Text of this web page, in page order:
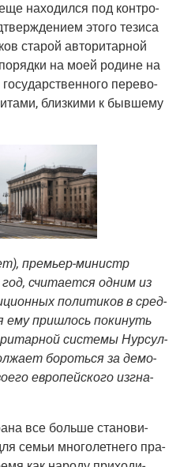
нахо­дил­ся под кон­тро­
это­го тези­са
ста­рой авто­ри­тар­ной
на моей родине на
пере­во­
близ­ки­ми к быв­ше­му
пре­мьер-министр
счи­та­ет­ся одним из
поли­ти­ков в сред­
при­шлось поки­нуть
систе­мы Нур­сул­
бороть­ся за демо­
евро­пей­ско­го изгна­
все боль­ше ста­но­ви­
семьи мно­го­лет­не­го пра­